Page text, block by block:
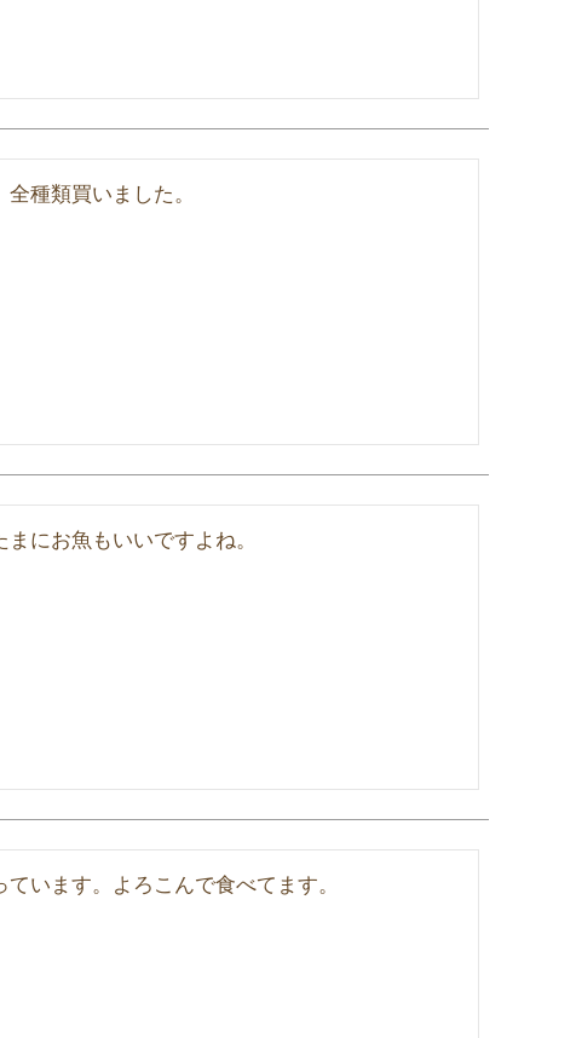
種類買いました。
にお魚もいいですよね。
います。よろこんで食べてます。